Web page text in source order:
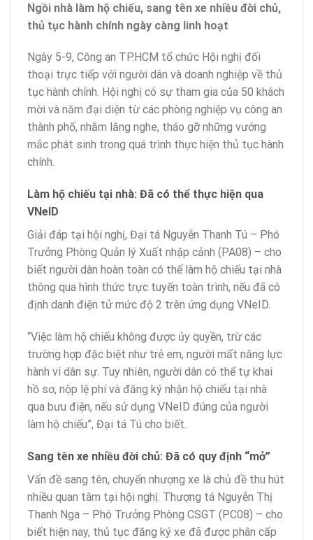
Ngồi nhà làm hộ chiếu, sang tên xe nhiều đời chủ,
thủ tục hành chính ngày càng linh hoạt
Ngày 5-9, Công an TP.HCM tổ chức Hội nghị đối
thoại trực tiếp với người dân và doanh nghiệp về thủ
tục hành chính. Hội nghị có sự tham gia của 50 khách
mời và năm đại diện từ các phòng nghiệp vụ công an
thành phố, nhằm lắng nghe, tháo gỡ những vướng
mắc phát sinh trong quá trình thực hiện thủ tục hành
chính.
Làm hộ chiếu tại nhà: Đã có thể thực hiện qua
VNeID
Giải đáp tại hội nghị, Đại tá Nguyễn Thanh Tú – Phó
Trưởng Phòng Quản lý Xuất nhập cảnh (PA08) – cho
biết người dân hoàn toàn có thể làm hộ chiếu tại nhà
thông qua hình thức trực tuyến toàn trình, nếu đã có
định danh điện tử mức độ 2 trên ứng dụng VNeID.
“Việc làm hộ chiếu không được ủy quyền, trừ các
trường hợp đặc biệt như trẻ em, người mất năng lực
hành vi dân sự. Tuy nhiên, người dân có thể tự khai
hồ sơ, nộp lệ phí và đăng ký nhận hộ chiếu tại nhà
qua bưu điện, nếu sử dụng VNeID đúng của người
làm hộ chiếu”, Đại tá Tú cho biết.
Sang tên xe nhiều đời chủ: Đã có quy định “mở”
Vấn đề sang tên, chuyển nhượng xe là chủ đề thu hút
nhiều quan tâm tại hội nghị. Thượng tá Nguyễn Thị
Thanh Nga – Phó Trưởng Phòng CSGT (PC08) – cho
biết hiện nay, thủ tục đăng ký xe đã được phân cấp